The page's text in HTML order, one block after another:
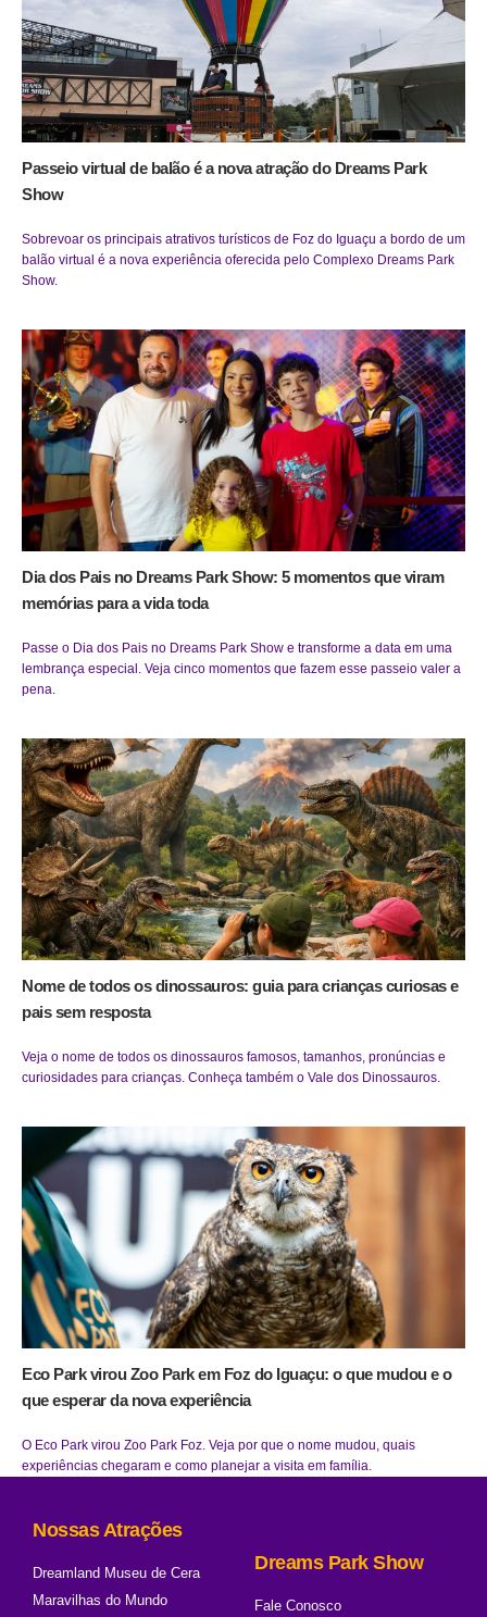
Passeio virtual de balão é a nova atração do Dreams Park
Show
Sobrevoar os principais atrativos turísticos de Foz do Iguaçu a bordo de um
balão virtual é a nova experiência oferecida pelo Complexo Dreams Park
Show.
Dia dos Pais no Dreams Park Show: 5 momentos que viram
memórias para a vida toda
Passe o Dia dos Pais no Dreams Park Show e transforme a data em uma
lembrança especial. Veja cinco momentos que fazem esse passeio valer a
pena.
Nome de todos os dinossauros: guia para crianças curiosas e
pais sem resposta
Veja o nome de todos os dinossauros famosos, tamanhos, pronúncias e
curiosidades para crianças. Conheça também o Vale dos Dinossauros.
Eco Park virou Zoo Park em Foz do Iguaçu: o que mudou e o
que esperar da nova experiência
O Eco Park virou Zoo Park Foz. Veja por que o nome mudou, quais
experiências chegaram e como planejar a visita em família.
Nossas Atrações
Dreamland Museu de Cera
Maravilhas do Mundo
Dreams Park Show
Fale Conosco